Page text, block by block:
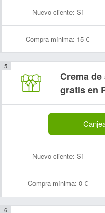
Nuevo cliente: Sí
Compra mínima: 15 €
Crema
gratis en
Nuevo cliente: Sí
Compra mínima: 0 €